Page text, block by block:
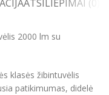
ATSILIEPIMAI (0)
2000 lm su
klasės žibintuvėlis
patikimumas, didelė